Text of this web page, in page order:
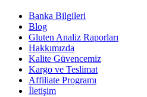
Banka Bilgileri
Blog
Gluten Analiz Raporları
Hakkımızda
Kalite Güvencemiz
Kargo ve Teslimat
Affiliate Programı
İletişim